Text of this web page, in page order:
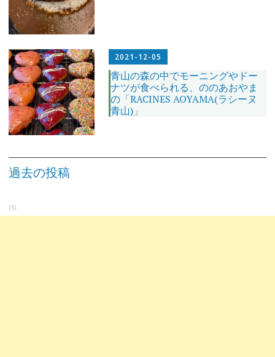
2021-12-05
青山の森の中でモーニングやドー
ナツが食べられる、ののあおやま
の「RACINES AOYAMA(ラシーヌ
青山)」
稿
ナ
シ
ョ
過去の投稿
PR